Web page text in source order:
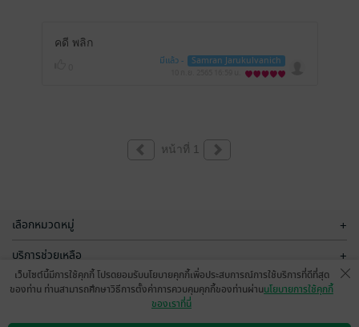
คดี พลิก
มีแล้ว - Samran Jarukulvanich
หน้าที่ 1
เลือกหมวดหมู่ +
บริการช่วยเหลือ +
เกี่ยวกับเรา
เว็บไซต์นี้มีการใช้คุกกี้ โปรดยอมรับนโยบายคุกกี้เพื่อประสบการณ์การใช้บริการที่ดีที่สุด
ของท่าน ท่านสามารถศึกษาวิธีการตั้งค่าการควบคุมคุกกี้ของท่านผ่านนโยบายการใช้คุกกี้
ของเราที่นี่